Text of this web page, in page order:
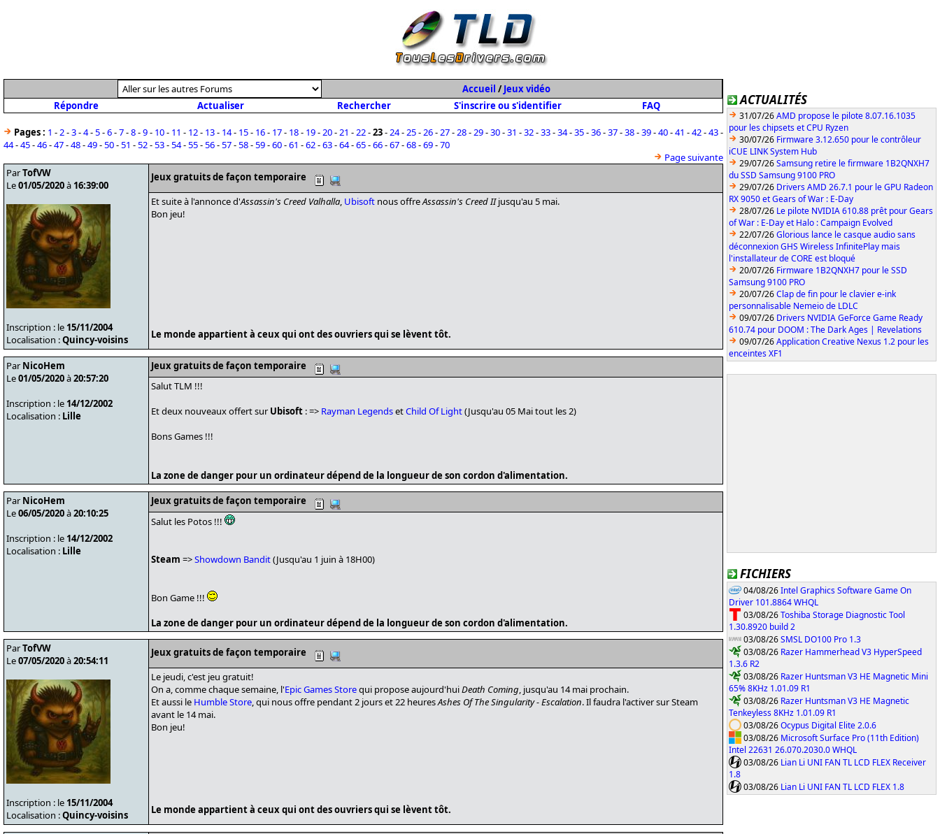
ACTUALITÉS
31/07/26AMD propose le pilote 8.07.16.1035
pour les chipsets et CPU Ryzen
30/07/26 Firmware 3.12.650 pour le contrôleur
iCUE LINK System Hub
29/07/26Samsung retire le firmware 1B2QNXH7
du SSD Samsung 9100 PRO
29/07/26 Drivers AMD 26.7.1 pour le GPU Radeon
RX 9050 et Gears of War : E-Day
28/07/26 Le pilote NVIDIA 610.88 prêt pour Gears
of War : E-Day et Halo : Campaign Evolved
22/07/26Glorious lance le casque audio sans
déconnexion GHS Wireless InfinitePlay mais
l'installateur de CORE est bloqué
20/07/26 Firmware 1B2QNXH7 pour le SSD
Samsung 9100 PRO
20/07/26Clap de fin pour le clavier e-ink
personnalisable Nemeio de LDLC
09/07/26 Drivers NVIDIA GeForce Game Ready
610.74 pour DOOM : The Dark Ages | Revelations
09/07/26Application Creative Nexus 1.2 pour les
enceintes XF1
FICHIERS
04/08/26Intel Graphics Software Game On
Driver 101.8864 WHQL
03/08/26Toshiba Storage Diagnostic Tool
1.30.8920 build 2
03/08/26SMSL DO100 Pro 1.3
03/08/26 Razer Hammerhead V3 HyperSpeed
1.3.6 R2
03/08/26 Razer Huntsman V3 HE Magnetic Mini
65% 8KHz 1.01.09 R1
03/08/26 Razer Huntsman V3 HE Magnetic
Tenkeyless 8KHz 1.01.09 R1
03/08/26Ocypus Digital Elite 2.0.6
03/08/26 Microsoft Surface Pro (11th Edition)
Intel 22631 26.070.2030.0 WHQL
03/08/26 Lian Li UNI FAN TL LCD FLEX Receiver
1.8
03/08/26 Lian Li UNI FAN TL LCD FLEX 1.8
Accueil /Jeux vidéo
Répondre
Actualiser Rechercher S'inscrire ou s'identifier FAQ
Pages : 1 -2-3-4-5-6-7-8-9- 10- 11 - 12- 13- 14- 15- 16- 17- 18- 19-20-21 -22-23-24-25-26-27-28-29-30-31 -32-33-34-35-36-37-38-39-40-41 -42-43-
44-45-46-47-48-49-50-51 -52-53-54-55-56-57-58-59-60-61 -62-63-64-65-66-67-68-69-70
Page suivante
ParTofVW
Le01/05/2020à 16:39:00
Inscription : le 15/11/2004
Localisation :Quincy-voisins
Jeux gratuits de façon temporaire
Et suite à l'annonce d'Assassin's Creed Valhalla, Ubisoft nous offreAssassin's Creed IIjusqu'au 5 mai.
Bon jeu!
Le monde appartient à ceux qui ont des ouvriers qui se lèvent tôt.
Par NicoHem
Le01/05/2020à20:57:20
Inscription : le 14/12/2002
Localisation : Lille
Jeux gratuits de façon temporaire
Salut TLM !!!
Et deux nouveaux offert sur Ubisoft : => Rayman LegendsetChild Of Light(Jusqu'au 05 Mai tout les 2)
Bons Games !!!
La zone de danger pour un ordinateur dépend de la longueur de son cordon d'alimentation.
Par NicoHem
Le06/05/2020à20:10:25
Inscription : le 14/12/2002
Localisation : Lille
Jeux gratuits de façon temporaire
Salut les Potos !!!
Steam =>Showdown Bandit(Jusqu'au 1 juin à 18H00)
Bon Game !!!
La zone de danger pour un ordinateur dépend de la longueur de son cordon d'alimentation.
ParTofVW
Le07/05/2020à20:54:11
Inscription : le 15/11/2004
Localisation :Quincy-voisins
Jeux gratuits de façon temporaire
Le jeudi, c'est jeu gratuit!
On a, comme chaque semaine, l'Epic Games Storequi propose aujourd'huiDeath Coming, jusqu'au 14 mai prochain.
Et aussi le Humble Store, qui nous offre pendant 2 jours et 22 heuresAshes Of The Singularity - Escalation. Il faudra l'activer sur Steam
avant le 14 mai.
Bon jeu!
Le monde appartient à ceux qui ont des ouvriers qui se lèvent tôt.